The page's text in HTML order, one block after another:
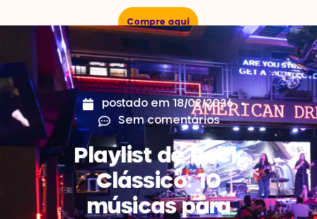
Compre aqui
postado em 18/02/2026
Sem comentários
Playlist de Rock
Clássico: 10
músicas para